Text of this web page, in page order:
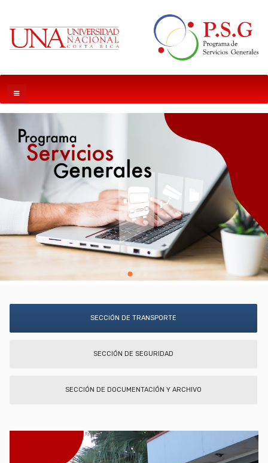
INGRESE AL SIGUIENTE ENLACE
SECCIÓN DE TRANSPORTE
SECCIÓN DE SEGURIDAD
SECCIÓN DE DOCUMENTACIÓN Y ARCHIVO